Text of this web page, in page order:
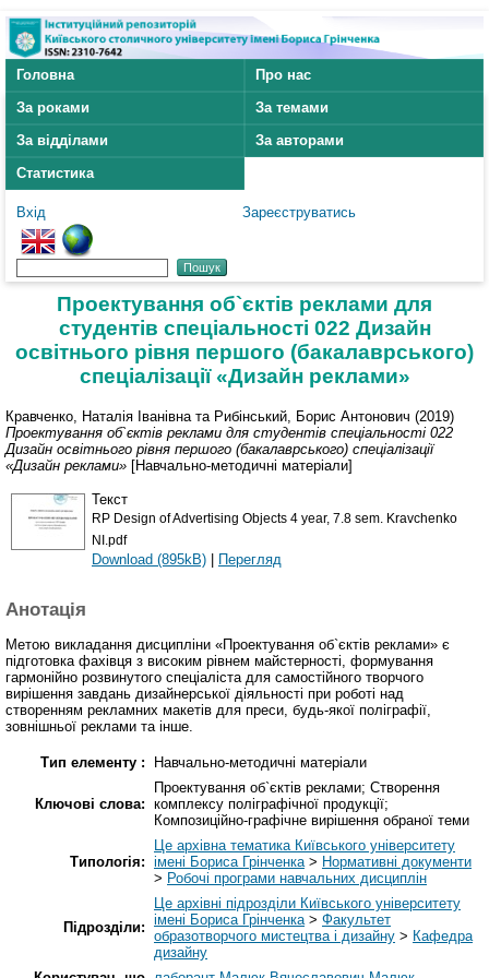
Головна
Про нас
За роками
За темами
За відділами
За авторами
Статистика
Вхід Зареєструватись
Проектування об`єктів реклами для
студентів спеціальності 022 Дизайн
освітнього рівня першого (бакалаврського)
спеціалізації «Дизайн реклами»
Кравченко, Наталія Іванівна та Рибінський, Борис Антонович (2019)
Проектування об`єктів реклами для студентів спеціальності 022
Дизайн освітнього рівня першого (бакалаврського) спеціалізації
«Дизайн реклами» [Навчально-методичні матеріали]
Текст
RP Design of Advertising Objects 4 year, 7.8 sem. Kravchenko
NI.pdf
Download (895kB) | Перегляд
Анотація
Метою викладання дисципліни «Проектування об`єктів реклами» є
підготовка фахівця з високим рівнем майстерності, формування
гармонійно розвинутого спеціаліста для самостійного творчого
вирішення завдань дизайнерської діяльності при роботі над
створенням рекламних макетів для преси, будь-якої поліграфії,
зовнішньої реклами та інше.
Тип елементу : Навчально-методичні матеріали
Ключові слова:
Проектування об`єктів реклами; Створення
комплексу поліграфічної продукції;
Композиційно-графічне вирішення обраної теми
Типологія:
Це архівна тематика Київського університету
імені Бориса Грінченка> Нормативні документи
> Робочі програми навчальних дисциплін
Підрозділи:
Це архівні підрозділи Київського університету
імені Бориса Грінченка> Факультет
образотворчого мистецтва і дизайну > Кафедра
дизайну